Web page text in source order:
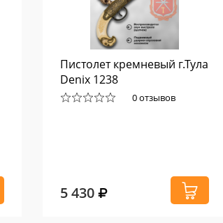
Пистолет кремневый г.Тула
Denix 1238
0 отзывов
5 430